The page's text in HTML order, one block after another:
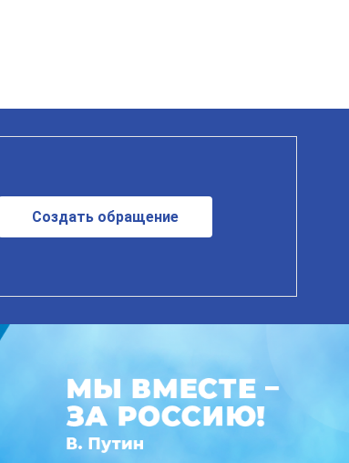
Создать обращение